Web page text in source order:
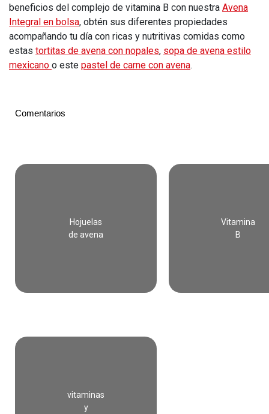
beneficios del complejo de vitamina B con nuestra Avena
Integral en bolsa, obtén sus diferentes propiedades
acompañando tu día con ricas y nutritivas comidas como
estas tortitas de avena con nopales, sopa de avena estilo
mexicano o este pastel de carne con avena.
Comentarios
Hojuelas
de avena
Vitamina
B
vitaminas
y